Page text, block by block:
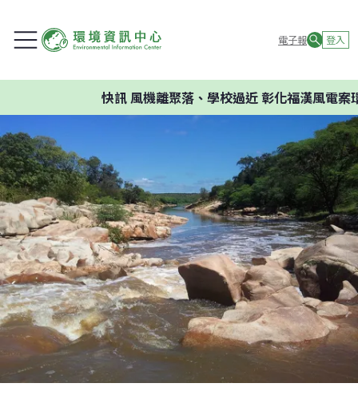
電子報 登入
風機離聚落、學校過近 彰化福漢風電案環委